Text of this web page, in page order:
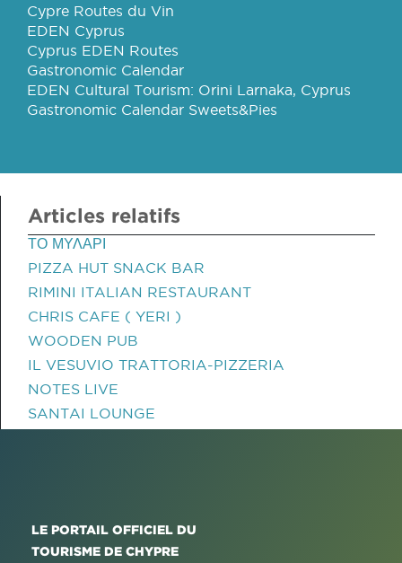
Cypre Routes du Vin
EDEN Cyprus
Cyprus EDEN Routes
Gastronomic Calendar
EDEN Cultural Tourism: Orini Larnaka, Cyprus
Gastronomic Calendar Sweets&Pies
Articles relatifs
ΤΟ ΜΥΛΑΡΙ
PIZZA HUT SNACK BAR
RIMINI ITALIAN RESTAURANT
CHRIS CAFE ( YERI )
WOODEN PUB
IL VESUVIO TRATTORIA-PIZZERIA
NOTES LIVE
SANTAI LOUNGE
LE PORTAIL OFFICIEL DU
TOURISME DE CHYPRE